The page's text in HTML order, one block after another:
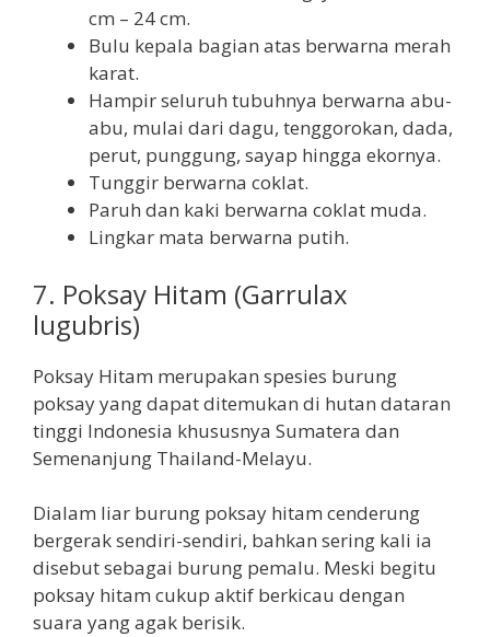
cm – 24 cm.
Bulu kepala bagian atas berwarna merah
karat.
Hampir seluruh tubuhnya berwarna abu-
abu, mulai dari dagu, tenggorokan, dada,
perut, punggung, sayap hingga ekornya.
Tunggir berwarna coklat.
Paruh dan kaki berwarna coklat muda.
Lingkar mata berwarna putih.
7. Poksay Hitam (Garrulax
lugubris)
Poksay Hitam merupakan spesies burung
poksay yang dapat ditemukan di hutan dataran
tinggi Indonesia khususnya Sumatera dan
Semenanjung Thailand-Melayu.
Dialam liar burung poksay hitam cenderung
bergerak sendiri-sendiri, bahkan sering kali ia
disebut sebagai burung pemalu. Meski begitu
poksay hitam cukup aktif berkicau dengan
suara yang agak berisik.